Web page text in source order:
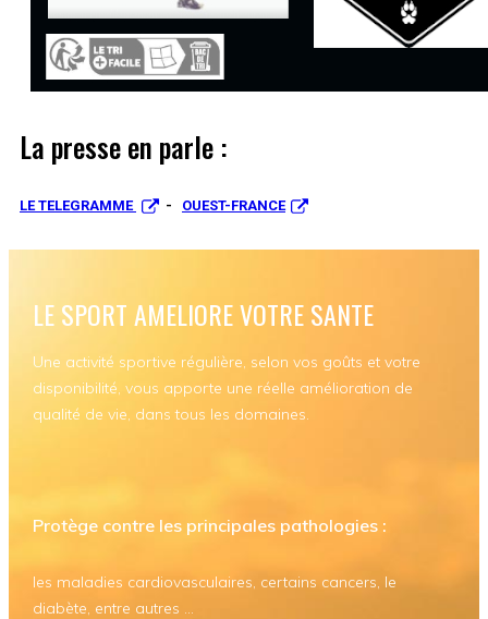
La presse en parle :
LE TELEGRAMME - OUEST-FRANCE
LE SPORT AMELIORE VOTRE SANTE
Une activité sportive régulière, selon vos goûts et votre
disponibilité, vous apporte une réelle amélioration de
qualité de vie, dans tous les domaines.
Protège contre les principales pathologies :
les maladies cardiovasculaires, certains cancers, le
diabète, entre autres ...